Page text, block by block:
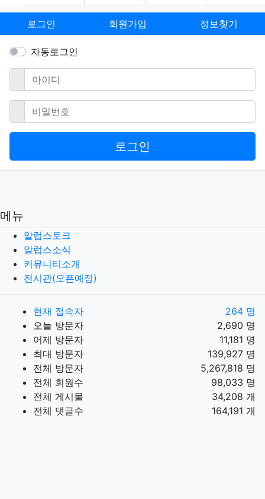
로그인 회원가입 정보찾기
자동로그인
아이디필수
비밀번호필수
로그인
메뉴
알럽스토크
알럽스소식
커뮤니티소개
전시관(오픈예정)
현재 접속자
264 명
오늘 방문자
2,690 명
어제 방문자
11,181 명
최대 방문자
139,927 명
전체 방문자
5,267,818 명
전체 회원수
98,033 명
전체 게시물
34,208 개
전체 댓글수
164,191 개